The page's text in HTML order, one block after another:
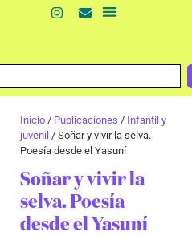
Inicio / Publicaciones / Infantil y
juvenil / Soñar y vivir la selva.
Poesía desde el Yasuní
Soñar y vivir la
selva. Poesía
desde el Yasuní